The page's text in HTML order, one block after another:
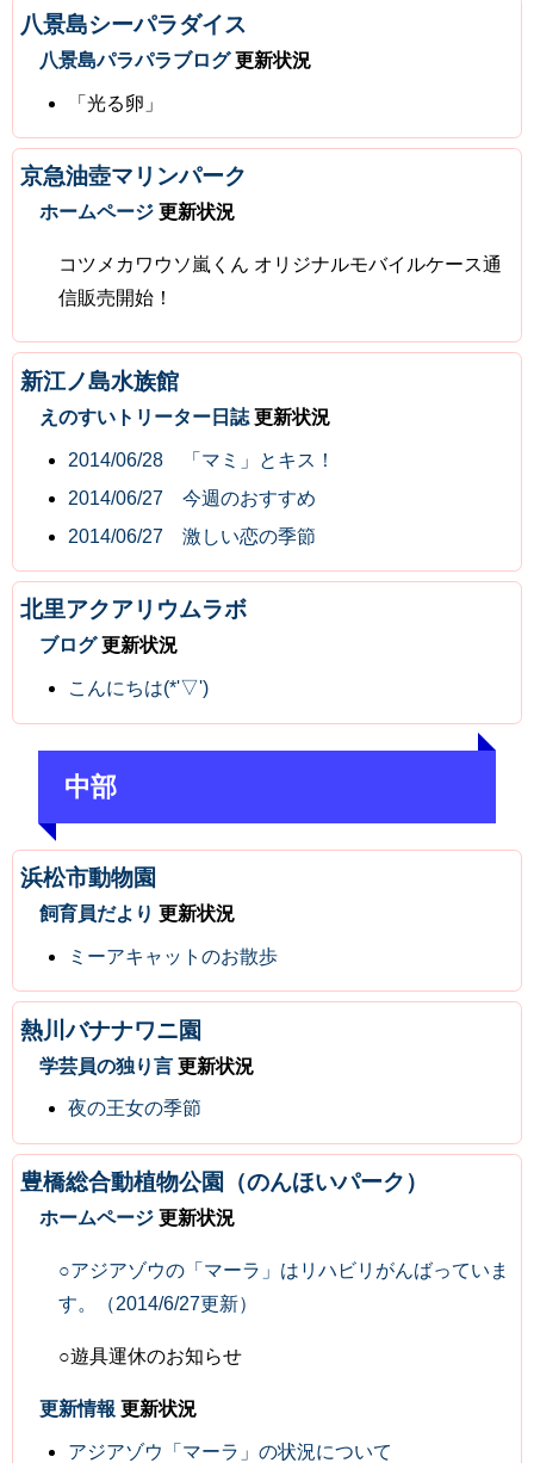
八景島シーパラダイス
八景島パラパラブログ更新状況
「光る卵」
京急油壺マリンパーク
ホームページ 更新状況
コツメカワウソ嵐くん オリジナルモバイルケース通
信販売開始！
新江ノ島水族館
えのすいトリーター日誌 更新状況
2014/06/28 「マミ」とキス！
2014/06/27 今週のおすすめ
2014/06/27 激しい恋の季節
北里アクアリウムラボ
ブログ更新状況
こんにちは(*'▽')
中部
浜松市動物園
飼育員だより 更新状況
ミーアキャットのお散歩
熱川バナナワニ園
学芸員の独り言 更新状況
夜の王女の季節
豊橋総合動植物公園（のんほいパーク）
ホームページ 更新状況
○アジアゾウの「マーラ」はリハビリがんばっていま
す。（2014/6/27更新）
○遊具運休のお知らせ
更新情報 更新状況
アジアゾウ「マーラ」の状況について